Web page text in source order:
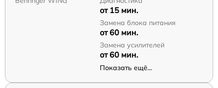
от 15 мин.
Замена блока питания
от 60 мин.
Замена усилителей
от 60 мин.
Показать ещё...